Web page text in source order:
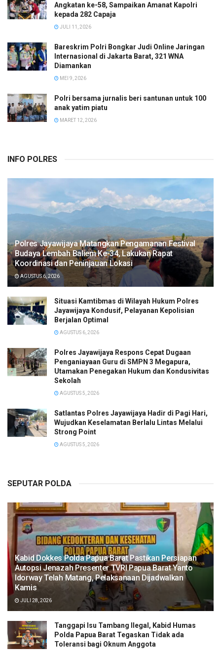
Angkatan ke-58, Sampaikan Amanat Kapolri
kepada 282 Capaja
JULI 11, 2026
Bareskrim Polri Bongkar Judi Online Jaringan
Internasional di Jakarta Barat, 321 WNA
Diamankan
MEI 9, 2026
Polri bersama jurnalis beri santunan untuk 100
anak yatim piatu
MARET 12, 2026
INFO POLRES
Polres Jayawijaya Matangkan Pengamanan Festival
Budaya Lembah Baliem Ke-34, Lakukan Rapat
Koordinasi dan Peninjauan Lokasi
AGUSTUS 6, 2026
Situasi Kamtibmas di Wilayah Hukum Polres
Jayawijaya Kondusif, Pelayanan Kepolisian
Berjalan Optimal
AGUSTUS 6, 2026
Polres Jayawijaya Respons Cepat Dugaan
Penganiayaan Guru di SMPN 3 Megapura,
Utamakan Penegakan Hukum dan Kondusivitas
Sekolah
AGUSTUS 5, 2026
Satlantas Polres Jayawijaya Hadir di Pagi Hari,
Wujudkan Keselamatan Berlalu Lintas Melalui
Strong Point
AGUSTUS 5, 2026
SEPUTAR POLDA
Kabid Dokkes Polda Papua Barat Pastikan Persiapan
Autopsi Jenazah Presenter TVRI Papua Barat Yanto
Idorway Telah Matang, Pelaksanaan Dijadwalkan
Kamis
JULI 28, 2026
Tanggapi Isu Tambang Ilegal, Kabid Humas
Polda Papua Barat Tegaskan Tidak ada
Toleransi bagi Oknum Anggota